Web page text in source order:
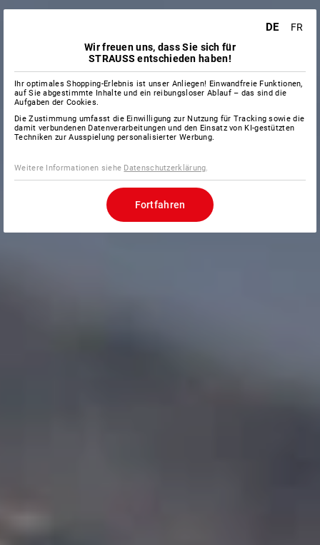
DE
FR
Wir freuen uns, dass Sie sich für
STRAUSS entschieden haben!
Ihr optimales Shopping-Erlebnis ist unser Anliegen! Einwandfreie Funktionen,
auf Sie abgestimmte Inhalte und ein reibungsloser Ablauf – das sind die
Aufgaben der Cookies.
Die Zustimmung umfasst die Einwilligung zur Nutzung für Tracking sowie die
damit verbundenen Datenverarbeitungen und den Einsatz von KI-gestützten
Techniken zur Ausspielung personalisierter Werbung.
Weitere Informationen siehe Datenschutzerklärung.
Fortfahren